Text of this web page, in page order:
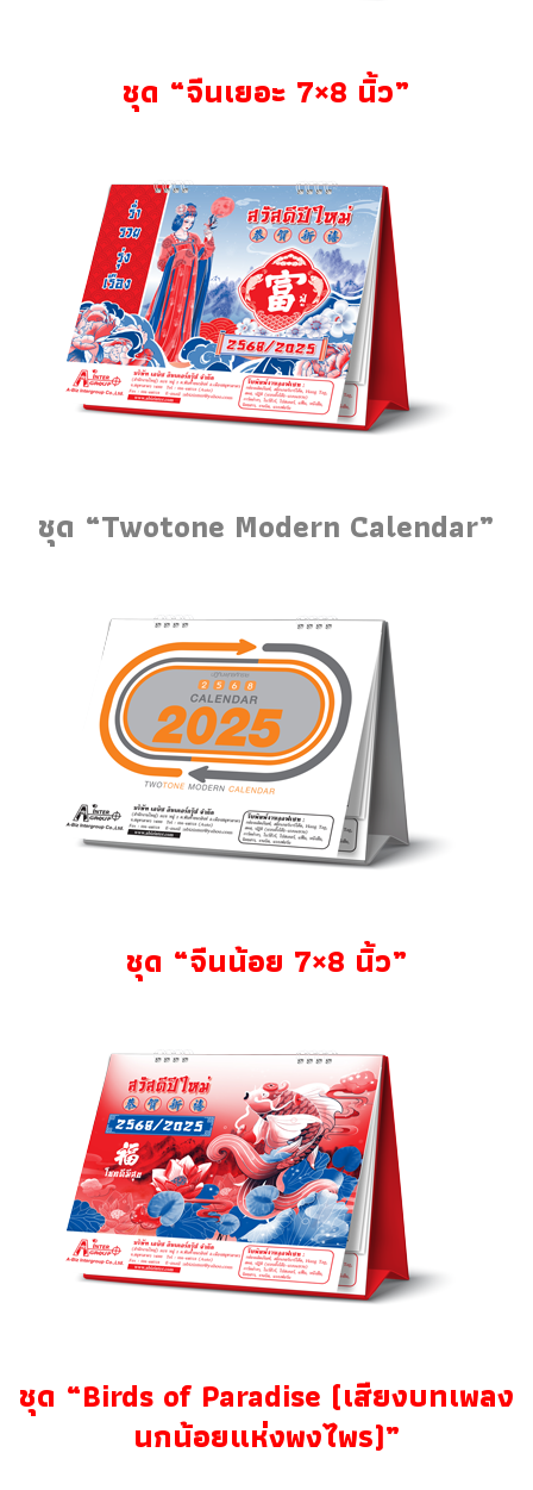
ชุด “จีนเยอะ 7×8 นิ้ว”
ชุด “Twotone Modern Calendar”
ชุด “จีนน้อย 7×8 นิ้ว”
ชุด “Birds of Paradise (เสียงบทเพลง
นกน้อยแห่งพงไพร)”